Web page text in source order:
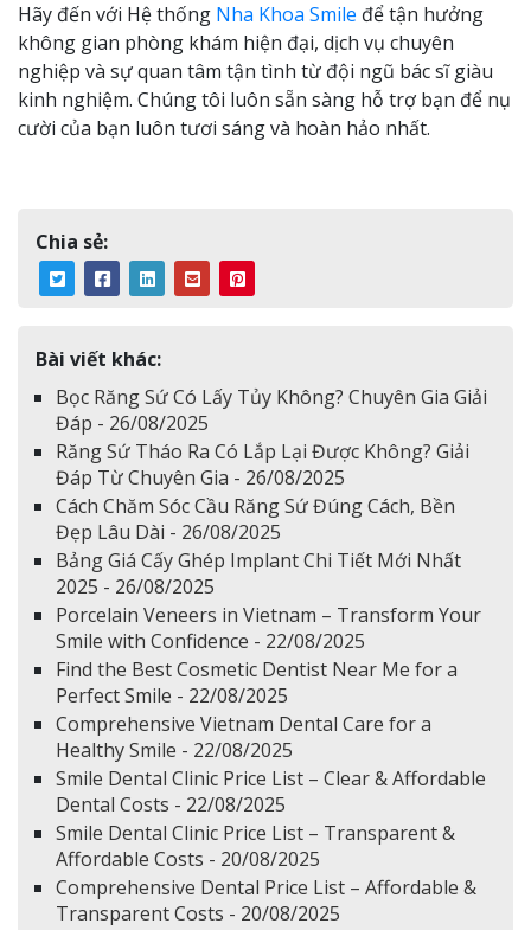
Hãy đến với Hệ thống Nha Khoa Smile để tận hưởng
không gian phòng khám hiện đại, dịch vụ chuyên
nghiệp và sự quan tâm tận tình từ đội ngũ bác sĩ giàu
kinh nghiệm. Chúng tôi luôn sẵn sàng hỗ trợ bạn để nụ
cười của bạn luôn tươi sáng và hoàn hảo nhất.
Chia sẻ:
Bài viết khác:
Bọc Răng Sứ Có Lấy Tủy Không? Chuyên Gia Giải
Đáp - 26/08/2025
Răng Sứ Tháo Ra Có Lắp Lại Được Không? Giải
Đáp Từ Chuyên Gia - 26/08/2025
Cách Chăm Sóc Cầu Răng Sứ Đúng Cách, Bền
Đẹp Lâu Dài - 26/08/2025
Bảng Giá Cấy Ghép Implant Chi Tiết Mới Nhất
2025 - 26/08/2025
Porcelain Veneers in Vietnam – Transform Your
Smile with Confidence - 22/08/2025
Find the Best Cosmetic Dentist Near Me for a
Perfect Smile - 22/08/2025
Comprehensive Vietnam Dental Care for a
Healthy Smile - 22/08/2025
Smile Dental Clinic Price List – Clear & Affordable
Dental Costs - 22/08/2025
Smile Dental Clinic Price List – Transparent &
Affordable Costs - 20/08/2025
Comprehensive Dental Price List – Affordable &
Transparent Costs - 20/08/2025